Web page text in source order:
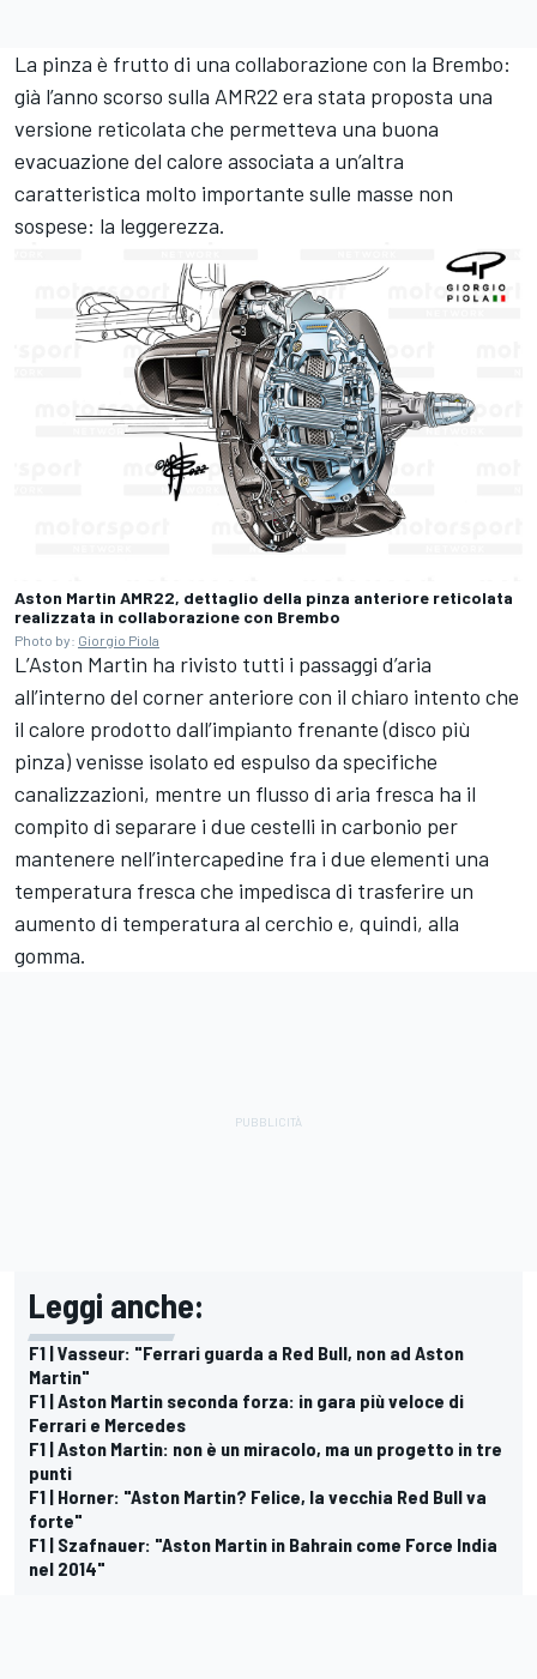
La pinza è frutto di una collaborazione con la Brembo:
già l’anno scorso sulla AMR22 era stata proposta una
versione reticolata che permetteva una buona
evacuazione del calore associata a un’altra
caratteristica molto importante sulle masse non
sospese: la leggerezza.
Aston Martin AMR22, dettaglio della pinza anteriore reticolata
realizzata in collaborazione con Brembo
Photo by: Giorgio Piola
L’Aston Martin ha rivisto tutti i passaggi d’aria
all’interno del corner anteriore con il chiaro intento che
il calore prodotto dall’impianto frenante (disco più
pinza) venisse isolato ed espulso da specifiche
canalizzazioni, mentre un flusso di aria fresca ha il
compito di separare i due cestelli in carbonio per
mantenere nell’intercapedine fra i due elementi una
temperatura fresca che impedisca di trasferire un
aumento di temperatura al cerchio e, quindi, alla
gomma.
Leggi anche:
F1 | Vasseur: "Ferrari guarda a Red Bull, non ad Aston
Martin"
F1 | Aston Martin seconda forza: in gara più veloce di
Ferrari e Mercedes
F1 | Aston Martin: non è un miracolo, ma un progetto in tre
punti
F1 | Horner: "Aston Martin? Felice, la vecchia Red Bull va
forte"
F1 | Szafnauer: "Aston Martin in Bahrain come Force India
nel 2014"